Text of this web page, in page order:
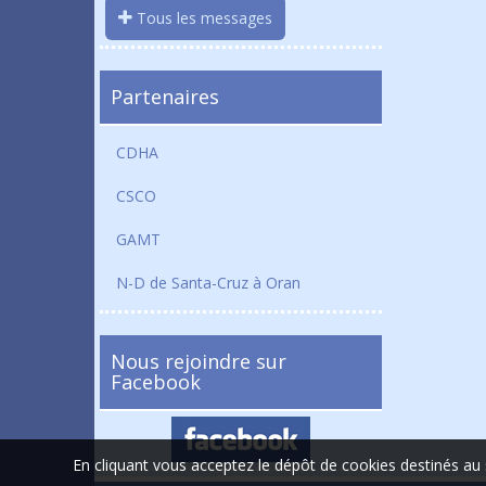
Tous les messages
Partenaires
CDHA
CSCO
GAMT
N-D de Santa-Cruz à Oran
Nous rejoindre sur
Facebook
En cliquant vous acceptez le dépôt de cookies destinés